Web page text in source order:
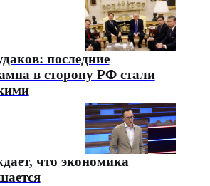
последние
в сторону РФ стали
что экономика